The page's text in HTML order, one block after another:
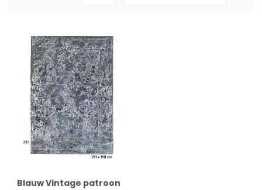
Blauw Vintage patroon